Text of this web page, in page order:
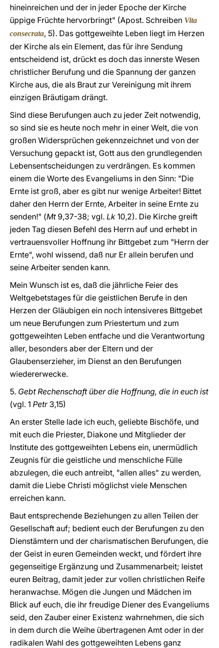
hineinreichen und der in jeder Epoche der Kirche
üppige Früchte hervorbringt" (Apost. Schreiben Vita
consecrata, 5). Das gottgeweihte Leben liegt im Herzen
der Kirche als ein Element, das für ihre Sendung
entscheidend ist, drückt es doch das innerste Wesen
christlicher Berufung und die Spannung der ganzen
Kirche aus, die als Braut zur Vereinigung mit ihrem
einzigen Bräutigam drängt.
Sind diese Berufungen auch zu jeder Zeit notwendig,
so sind sie es heute noch mehr in einer Welt, die von
großen Widersprüchen gekennzeichnet und von der
Versuchung gepackt ist, Gott aus den grundlegenden
Lebensentscheidungen zu verdrängen. Es kommen
einem die Worte des Evangeliums in den Sinn: "Die
Ernte ist groß, aber es gibt nur wenige Arbeiter! Bittet
daher den Herrn der Ernte, Arbeiter in seine Ernte zu
senden!" (Mt9,37-38; vgl. Lk 10,2). Die Kirche greift
jeden Tag diesen Befehl des Herrn auf und erhebt in
vertrauensvoller Hoffnung ihr Bittgebet zum "Herrn der
Ernte", wohl wissend, daß nur Er allein berufen und
seine Arbeiter senden kann.
Mein Wunsch ist es, daß die jährliche Feier des
Weltgebetstages für die geistlichen Berufe in den
Herzen der Gläubigen ein noch intensiveres Bittgebet
um neue Berufungen zum Priestertum und zum
gottgeweihten Leben entfache und die Verantwortung
aller, besonders aber der Eltern und der
Glaubenserzieher, im Dienst an den Berufungen
wiedererwecke.
5. Gebt Rechenschaft über die Hoffnung, die in euch ist
(vgl. 1 Petr3,15)
An erster Stelle lade ich euch, geliebte Bischöfe, und
mit euch die Priester, Diakone und Mitglieder der
Institute des gottgeweihten Lebens ein, unermüdlich
Zeugnis für die geistliche und menschliche Fülle
abzulegen, die euch antreibt, "allen alles" zu werden,
damit die Liebe Christi möglichst viele Menschen
erreichen kann.
Baut entsprechende Beziehungen zu allen Teilen der
Gesellschaft auf; bedient euch der Berufungen zu den
Dienstämtern und der charismatischen Berufungen, die
der Geist in euren Gemeinden weckt, und fördert ihre
gegenseitige Ergänzung und Zusammenarbeit; leistet
euren Beitrag, damit jeder zur vollen christlichen Reife
heranwachse. Mögen die Jungen und Mädchen im
Blick auf euch, die ihr freudige Diener des Evangeliums
seid, den Zauber einer Existenz wahrnehmen, die sich
in dem durch die Weihe übertragenen Amt oder in der
radikalen Wahl des gottgeweihten Lebens ganz